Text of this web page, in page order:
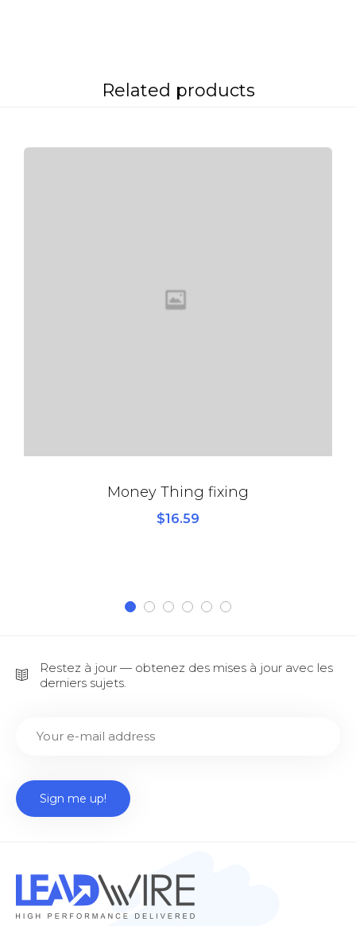
Related products
Money Thing fixing
$16.59
Restez à jour — obtenez des mises à jour avec les
derniers sujets.